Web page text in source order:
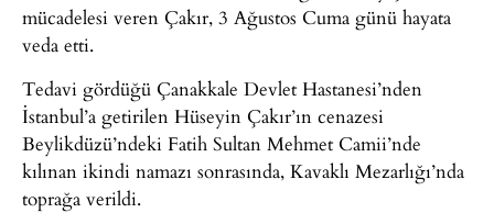
mücadelesi veren Çakır, 3 Ağustos Cuma günü hayata
veda etti.
Tedavi gördüğü Çanakkale Devlet Hastanesi’nden
İstanbul’a getirilen Hüseyin Çakır’ın cenazesi
Beylikdüzü’ndeki Fatih Sultan Mehmet Camii’nde
kılınan ikindi namazı sonrasında, Kavaklı Mezarlığı’nda
toprağa verildi.